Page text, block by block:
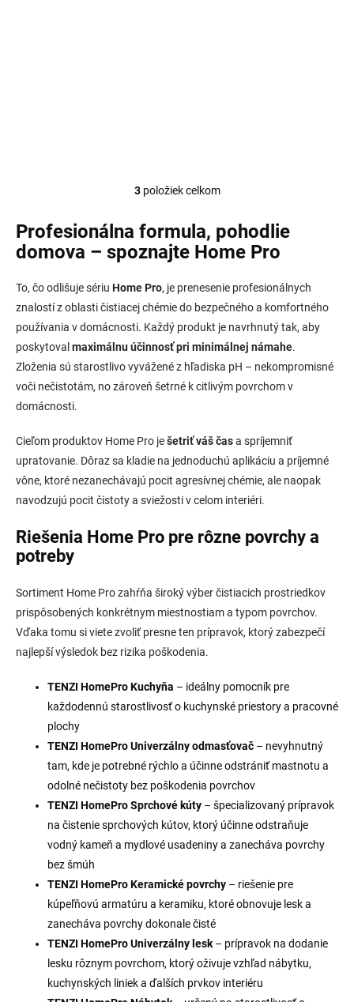
O
l
á
d
c
i
p
r
v
k
y
p
s
u
3položiek celkom
Profesionálna formula, pohodlie
domova – spoznajte Home Pro
To, čo odlišuje sériu Home Pro, je prenesenie profesionálnych
znalostí z oblasti čistiacej chémie do bezpečného a komfortného
používania v domácnosti. Každý produkt je navrhnutý tak, aby
poskytoval maximálnu účinnosť pri minimálnej námahe.
Zloženia sú starostlivo vyvážené z hľadiska pH – nekompromisné
voči nečistotám, no zároveň šetrné k citlivým povrchom v
domácnosti.
Cieľom produktov Home Pro ješetriť váš časa spríjemniť
upratovanie. Dôraz sa kladie na jednoduchú aplikáciu a príjemné
vône, ktoré nezanechávajú pocit agresívnej chémie, ale naopak
navodzujú pocit čistoty a sviežosti v celom interiéri.
Riešenia Home Pro pre rôzne povrchy a
potreby
Sortiment Home Pro zahŕňa široký výber čistiacich prostriedkov
prispôsobených konkrétnym miestnostiam a typom povrchov.
Vďaka tomu si viete zvoliť presne ten prípravok, ktorý zabezpečí
najlepší výsledok bez rizika poškodenia.
TENZI HomePro Kuchyňa – ideálny pomocník pre
každodennú starostlivosť o kuchynské priestory a pracovné
plochy
TENZI HomePro Univerzálny odmasťovač – nevyhnutný
tam, kde je potrebné rýchlo a účinne odstrániť mastnotu a
odolné nečistoty bez poškodenia povrchov
TENZI HomePro Sprchové kúty – špecializovaný prípravok
na čistenie sprchových kútov, ktorý účinne odstraňuje
vodný kameň a mydlové usadeniny a zanecháva povrchy
bez šmúh
TENZI HomePro Keramické povrchy – riešenie pre
kúpeľňovú armatúru a keramiku, ktoré obnovuje lesk a
zanecháva povrchy dokonale čisté
TENZI HomePro Univerzálny lesk – prípravok na dodanie
lesku rôznym povrchom, ktorý oživuje vzhľad nábytku,
kuchynských liniek a ďalších prvkov interiéru